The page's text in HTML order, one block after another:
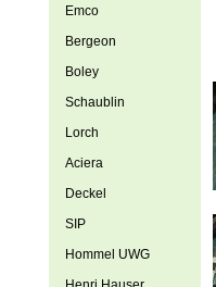
Emco
Bergeon
Boley
Schaublin
Lorch
Aciera
Deckel
SIP
Hommel UWG